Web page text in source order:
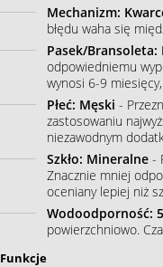
Mechanizm:
błędu waha się
Pasek/Bransoleta:
odpowiedniemu
wynosi 6-9
Płeć: Męski -
zastosowaniu
niezawodnym
Szkło: Mineralne-
Znacznie mniej
oceniany lepiej niż
Wodoodporność:
powierzchniowo.
Funkcje